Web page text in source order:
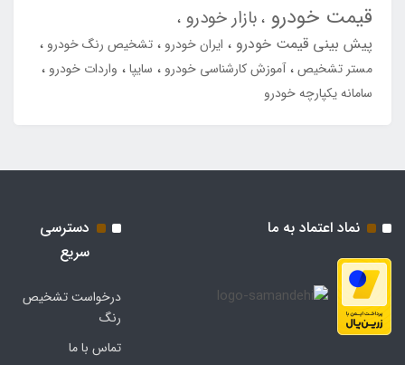
قیمت خودرو بازار خودرو
پیش بینی قیمت خودرو ایران خودرو
تشخیص رنگ خودرو
مستر تشخیص آموزش کارشناسی خودرو سایپا
واردات خودرو
سامانه یکپارچه خودرو
نماد اعتماد به ما
دسترسی
سریع
درخواست تشخیص
رنگ
تماس با ما